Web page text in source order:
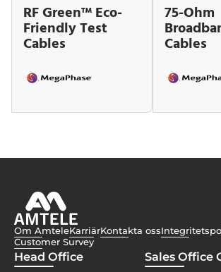
RF Green™ Eco-
Friendly Test
Cables
75-Ohm
Cables
Om AmteleKarriärKontakta oss
Customer Survey
Head Office Sales Office